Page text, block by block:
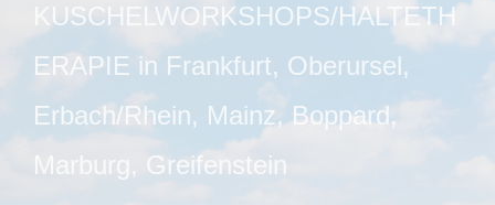
KUSCHELWORKSHOPS/HALTETH
ERAPIE in Frankfurt, Oberursel,
Erbach/Rhein, Mainz, Boppard,
Marburg, Greifenstein